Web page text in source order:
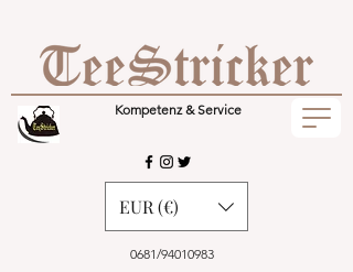
Kompetenz & Service
0681/94010983
EUR (€)